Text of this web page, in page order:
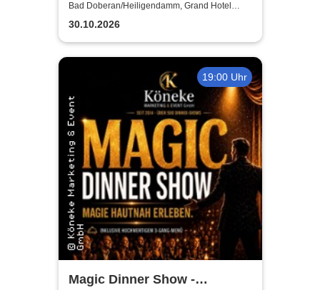
Bad Doberan/Heiligendamm, Grand Hotel
Heiligendamm
30.10.2026
19:00 Uhr
Magic Dinner Show -